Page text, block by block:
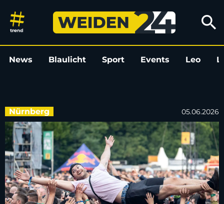
Rock im Park beginnt - Spielt
search
News Blaulicht Sport Events Leo
Nürnberg 05.06.2026